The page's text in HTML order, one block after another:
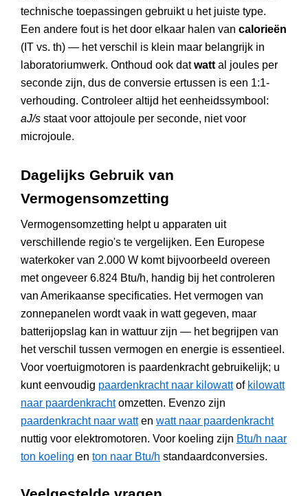
technische toepassingen gebruikt u het juiste type.
Een andere fout is het door elkaar halen van calorieën
(IT vs. th) — het verschil is klein maar belangrijk in
laboratoriumwerk. Onthoud ook datwatt al joules per
seconde zijn, dus de conversie ertussen is een 1:1-
verhouding. Controleer altijd het eenheidssymbool:
aJ/s staat voor attojoule per seconde, niet voor
microjoule.
Dagelijks Gebruik van
Vermogensomzetting
Vermogensomzetting helpt u apparaten uit
verschillende regio's te vergelijken. Een Europese
waterkoker van 2.000 W komt bijvoorbeeld overeen
met ongeveer 6.824 Btu/h, handig bij het controleren
van Amerikaanse specificaties. Het vermogen van
zonnepanelen wordt vaak in watt gegeven, maar
batterijopslag kan in wattuur zijn — het begrijpen van
het verschil tussen vermogen en energie is essentieel.
Voor voertuigmotoren is paardenkracht gebruikelijk; u
kunt eenvoudig paardenkracht naar kilowattof kilowatt
naar paardenkrachtomzetten. Evenzo zijn
paardenkracht naar watten watt naar paardenkracht
nuttig voor elektromotoren. Voor koeling zijn Btu/h naar
ton koeling en ton naar Btu/h standaardconversies.